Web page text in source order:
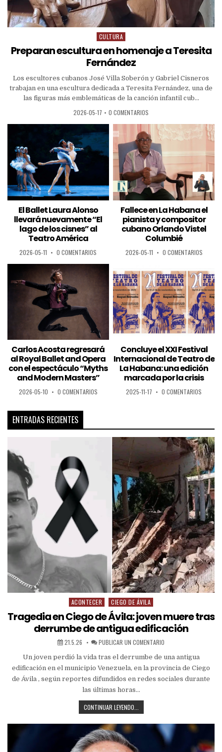
CULTURA
Preparan escultura en homenaje a Teresita
Fernández
Los escultores cubanos José Villa Soberón y Gabriel Cisneros
trabajan en una escultura dedicada a Teresita Fernández, una de
las figuras más emblemáticas de la canción infantil cub...
2026-05-17 • 0 COMENTARIOS
El Ballet Laura Alonso
llevará nuevamente “El
lago de los cisnes” al
Teatro América
2026-05-11 • 0 COMENTARIOS
Fallece en La Habana el
pianista y compositor
cubano Orlando Vistel
Columbié
2026-05-11 • 0 COMENTARIOS
Carlos Acosta regresará
al Royal Ballet and Opera
con el espectáculo “Myths
and Modern Masters”
2026-05-10 • 0 COMENTARIOS
Concluye el XXI Festival
Internacional de Teatro de
La Habana: una edición
marcada por la crisis
2025-11-17 • 0 COMENTARIOS
ENTRADAS RECIENTES
ACONTECER CIEGO DE ÁVILA
Tragedia en Ciego de Ávila: joven muere tras
derrumbe de antigua edificación
21.5.26 PUBLICAR UN COMENTARIO
Un joven perdió la vida tras el derrumbe de una antigua
edificación en el municipio Venezuela, en la provincia de Ciego
de Ávila , según reportes difundidos en redes sociales durante
las últimas horas…
CONTINUAR LEYENDO...